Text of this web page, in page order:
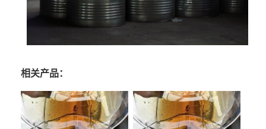
相关产品：